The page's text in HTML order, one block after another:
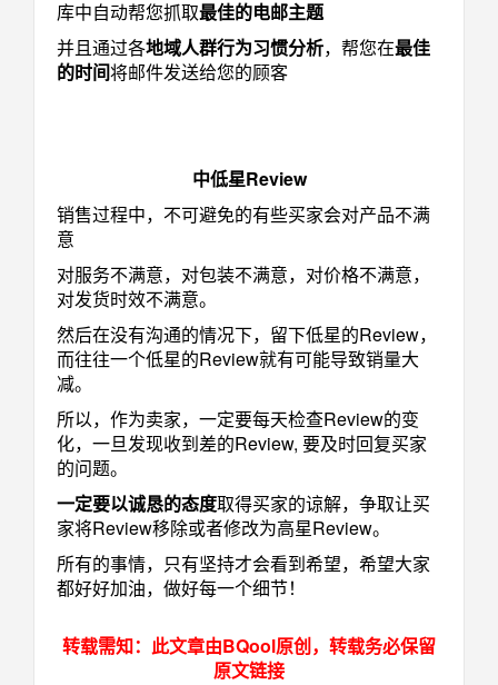
库中自动帮您抓取最佳的电邮主题
并且通过各地域人群行为习惯分析，帮您在最佳
的时间将邮件发送给您的顾客
中低星Review
销售过程中，不可避免的有些买家会对产品不满
意
对服务不满意，对包装不满意，对价格不满意，
对发货时效不满意。
然后在没有沟通的情况下，留下低星的Review，
而往往一个低星的Review就有可能导致销量大
减。
所以，作为卖家，一定要每天检查Review的变
化，一旦发现收到差的Review, 要及时回复买家
的问题。
一定要以诚恳的态度取得买家的谅解，争取让买
家将Review移除或者修改为高星Review。
所有的事情，只有坚持才会看到希望，希望大家
都好好加油，做好每一个细节！
转载需知：此文章由BQool原创，转载务必保留
原文链接